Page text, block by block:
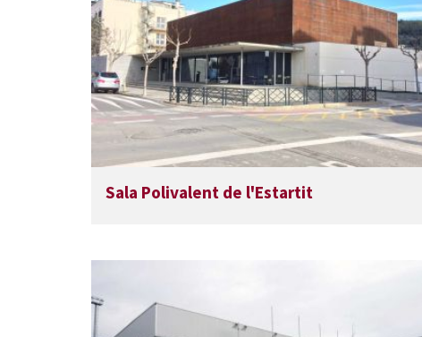
Sala Polivalent de l'Estartit